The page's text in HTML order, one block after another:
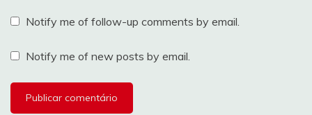
Notify me of follow-up comments by email.
Notify me of new posts by email.